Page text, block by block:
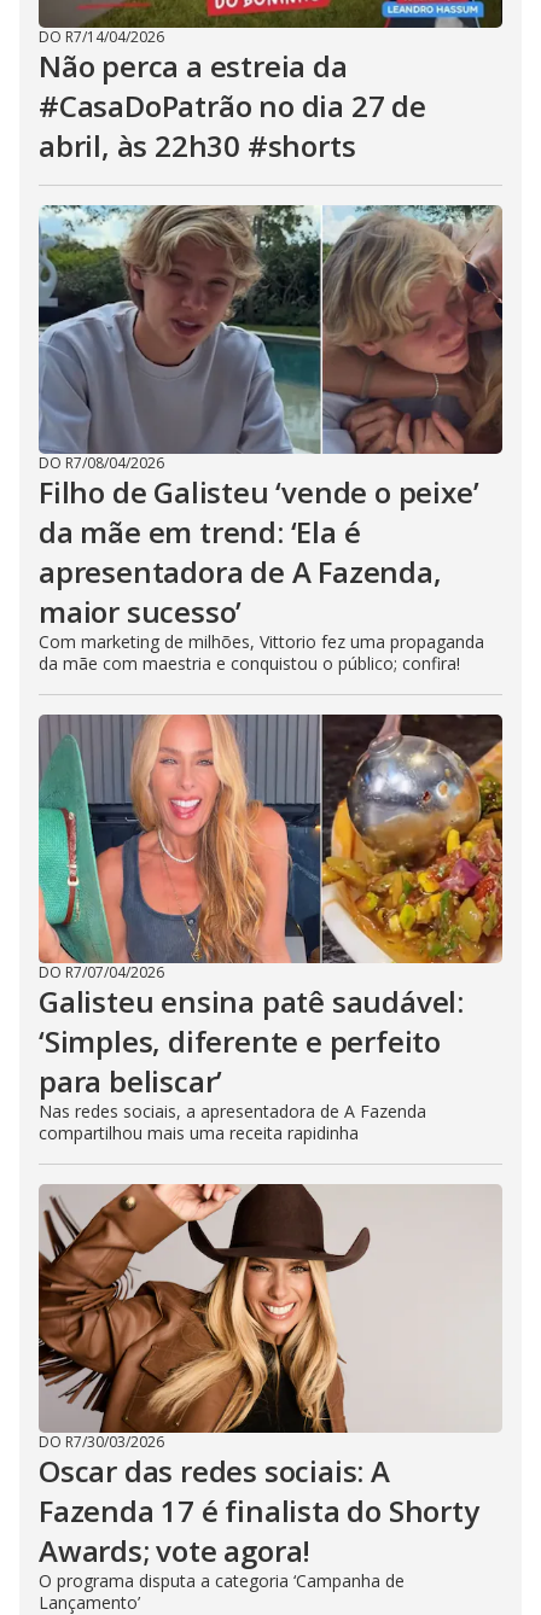
DO R7/14/04/2026
Não perca a estreia da
#CasaDoPatrão no dia 27 de
abril, às 22h30 #shorts
DO R7/08/04/2026
Filho de Galisteu ‘vende o peixe’
da mãe em trend: ‘Ela é
apresentadora de A Fazenda,
maior sucesso’
Com marketing de milhões, Vittorio fez uma propaganda
da mãe com maestria e conquistou o público; confira!
DO R7/07/04/2026
Galisteu ensina patê saudável:
‘Simples, diferente e perfeito
para beliscar’
Nas redes sociais, a apresentadora de A Fazenda
compartilhou mais uma receita rapidinha
DO R7/30/03/2026
Oscar das redes sociais: A
Fazenda 17 é finalista do Shorty
Awards; vote agora!
O programa disputa a categoria ‘Campanha de
Lançamento’